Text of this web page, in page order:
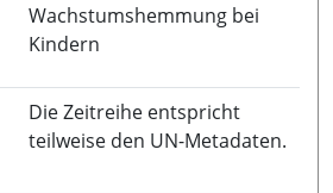
Wachstumshemmung bei
Kindern
Die Zeitreihe entspricht
teilweise den UN-Metadaten.